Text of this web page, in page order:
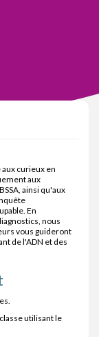
curieux en
aux
ainsi qu'aux
En
nous
vous guideront
de l'ADN et des
utilisant le